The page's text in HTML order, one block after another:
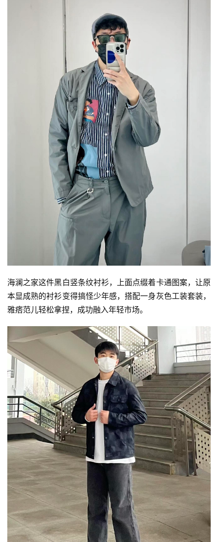
海澜之家这件黑白竖条纹衬衫，上面点缀着卡通图案，让原
本显成熟的衬衫变得搞怪少年感，搭配一身灰色工装套装，
雅痞范儿轻松拿捏，成功融入年轻市场。